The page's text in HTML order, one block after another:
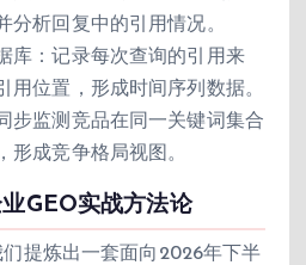
分析回复中的引用情况。
库：记录每次查询的引用来
用位置，形成时间序列数据。
步监测竞品在同一关键词集合
形成竞争格局视图。
GEO实战方法论
提炼出一套面向2026年下半